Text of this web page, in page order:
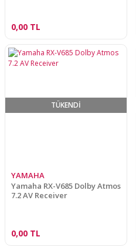
0,00 TL
TÜKENDİ
YAMAHA
Yamaha RX-V685 Dolby Atmos
7.2 AV Receiver
0,00 TL